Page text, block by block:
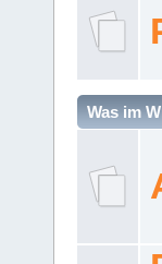
Was im